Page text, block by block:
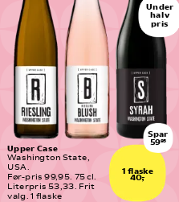
Upper Case
Washington State,
USA.
Før-pris 99,95. 75 cl.
Literpris 53,33. Frit
valg. 1 flaske
1 flaske
40,-
Spar
5995
Under
halv
pris